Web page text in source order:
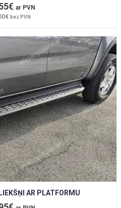
ar PVN
bez PVN
AR PLATFORMU